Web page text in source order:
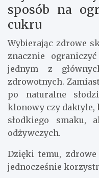
przygotowaniu i
indywidualnych
ograniczeniami
Wybierając
cukru, który
zdrowotnych,
jednocześnie
płynących z
Wybór
sposób na
cukru